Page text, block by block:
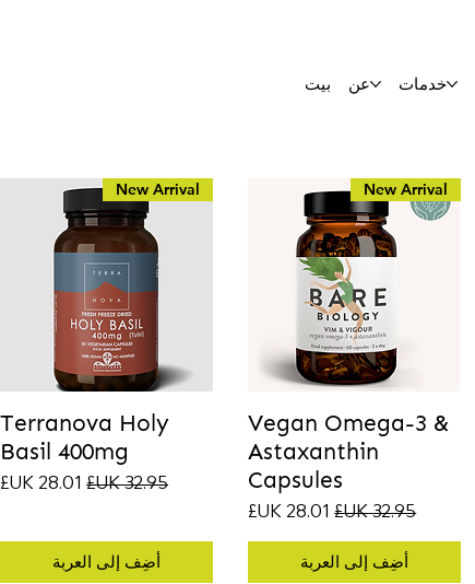
بيت عن خدمات
New Arrival
Vegan Omega-3 &
Astaxanthin
Capsules
سعر عادي‏32.95 UK£ سعر البيع
أضِف إلى العربة
New Arrival
Terranova Holy
Basil 400mg
سعر عادي سعر البيع
أضِف إلى العربة